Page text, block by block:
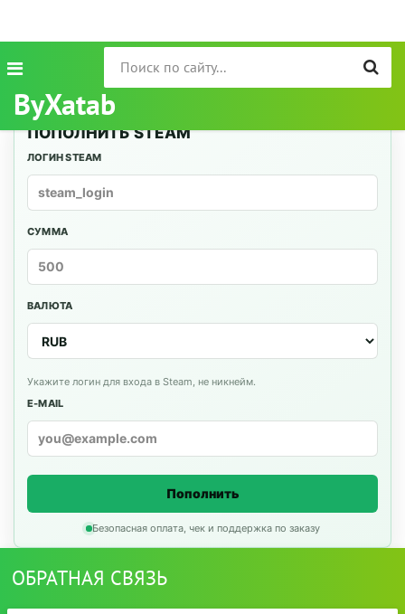
ByXatab
ПОПОЛНИТЬ STEAM
ЛОГИН STEAM
СУММА
ВАЛЮТА
Укажите логин для входа в Steam, не никнейм.
E-MAIL
Пополнить
Безопасная оплата, чек и поддержка по заказу
ОБРАТНАЯ СВЯЗЬ